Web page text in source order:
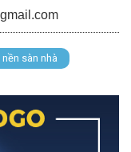
sàn nhà